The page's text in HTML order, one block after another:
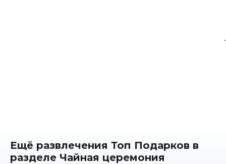
Ещё развлечения Топ Подарков в
разделе Чайная церемония